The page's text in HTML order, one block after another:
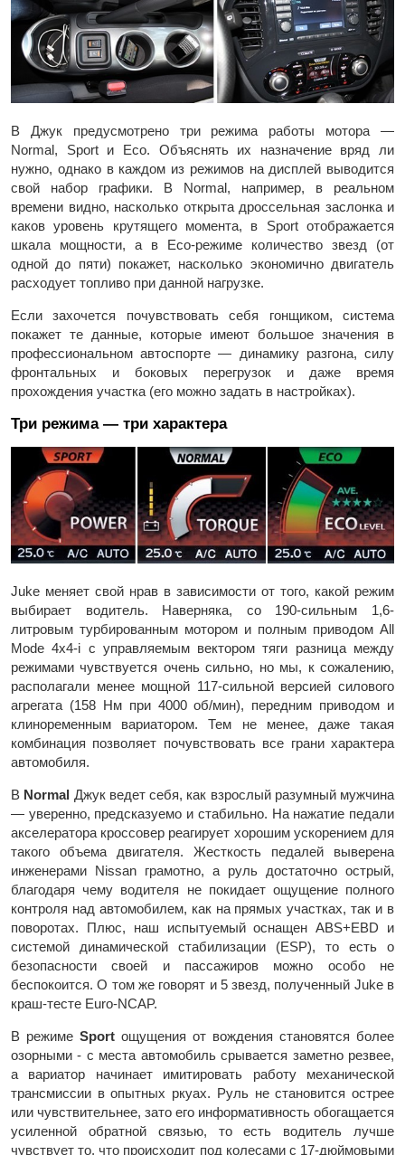
В Джук предусмотрено три режима работы мотора —
Normal, Sport и Eco. Объяснять их назначение вряд ли
нужно, однако в каждом из режимов на дисплей выводится
свой набор графики. В Normal, например, в реальном
времени видно, насколько открыта дроссельная заслонка и
каков уровень крутящего момента, в Sport отображается
шкала мощности, а в Eco-режиме количество звезд (от
одной до пяти) покажет, насколько экономично двигатель
расходует топливо при данной нагрузке.
Если захочется почувствовать себя гонщиком, система
покажет те данные, которые имеют большое значения в
профессиональном автоспорте — динамику разгона, силу
фронтальных и боковых перегрузок и даже время
прохождения участка (его можно задать в настройках).
Три режима — три характера
Juke меняет свой нрав в зависимости от того, какой режим
выбирает водитель. Наверняка, со 190-сильным 1,6-
литровым турбированным мотором и полным приводом All
Mode 4x4-i с управляемым вектором тяги разница между
режимами чувствуется очень сильно, но мы, к сожалению,
располагали менее мощной 117-сильной версией силового
агрегата (158 Нм при 4000 об/мин), передним приводом и
клиноременным вариатором. Тем не менее, даже такая
комбинация позволяет почувствовать все грани характера
автомобиля.
В Normal Джук ведет себя, как взрослый разумный мужчина
— уверенно, предсказуемо и стабильно. На нажатие педали
акселератора кроссовер реагирует хорошим ускорением для
такого объема двигателя. Жесткость педалей выверена
инженерами Nissan грамотно, а руль достаточно острый,
благодаря чему водителя не покидает ощущение полного
контроля над автомобилем, как на прямых участках, так и в
поворотах. Плюс, наш испытуемый оснащен ABS+EBD и
системой динамической стабилизации (ESP), то есть о
безопасности своей и пассажиров можно особо не
беспокоится. О том же говорят и 5 звезд, полученный Juke в
краш-тесте Euro-NCAP.
В режиме Sport ощущения от вождения становятся более
озорными - с места автомобиль срывается заметно резвее,
а вариатор начинает имитировать работу механической
трансмиссии в опытных ркуах. Руль не становится острее
или чувствительнее, зато его информативность обогащается
усиленной обратной связью, то есть водитель лучше
чувствует то, что происходит под колесами с 17-дюймовыми